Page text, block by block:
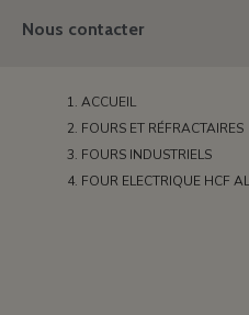
Nous contacter
ACCUEIL
FOURS ET RÉFRACTAIRES
FOURS INDUSTRIELS
FOUR ELECTRIQUE HCF